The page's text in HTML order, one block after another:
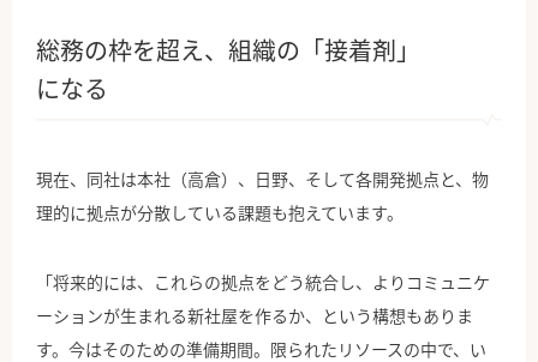
総務の枠を超え、組織の「接着剤」
になる
現在、同社は本社（高倉）、日野、そして各開発拠点と、物
理的に拠点が分散している課題も抱えています。
「将来的には、これらの拠点をどう統合し、よりコミュニケ
ーションが生まれる新社屋を作るか、という構想もありま
す。今はそのための準備期間。限られたリソースの中で、い